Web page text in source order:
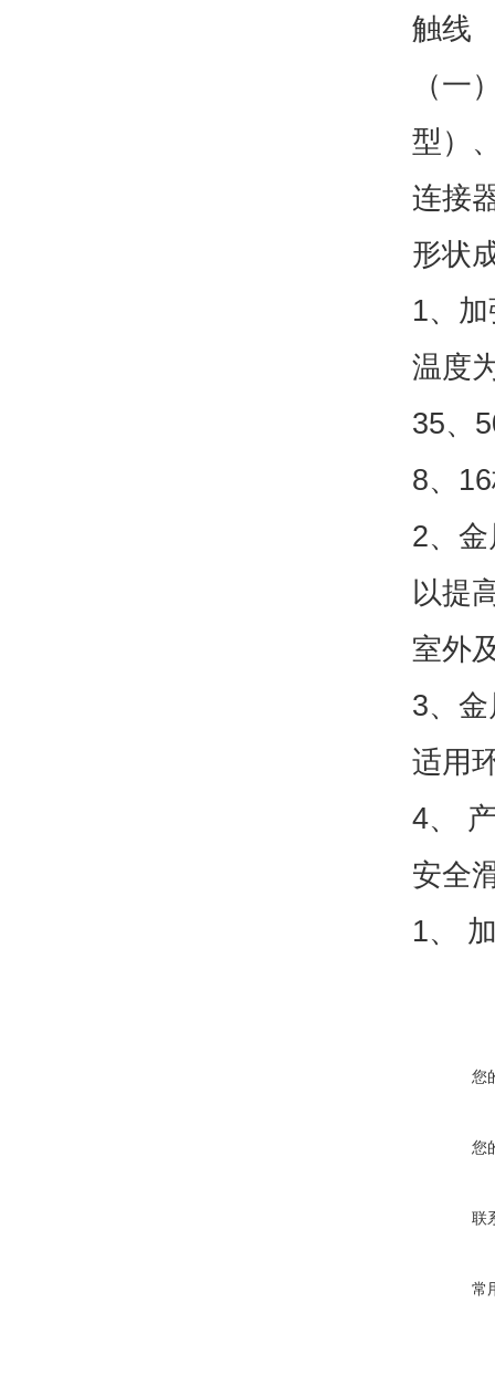
触线
（一
型）
连接
形状
1、
温度
35、
8、
2、
以提
室外
3、
适用
4、
安全
1、
您
您
联
常